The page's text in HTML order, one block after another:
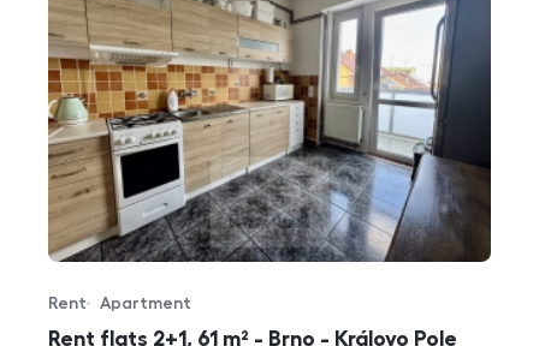
Rent flats 2+1, 61 m² - Brno - Královo Pole
Offer type
Rent
Property type
Apartment